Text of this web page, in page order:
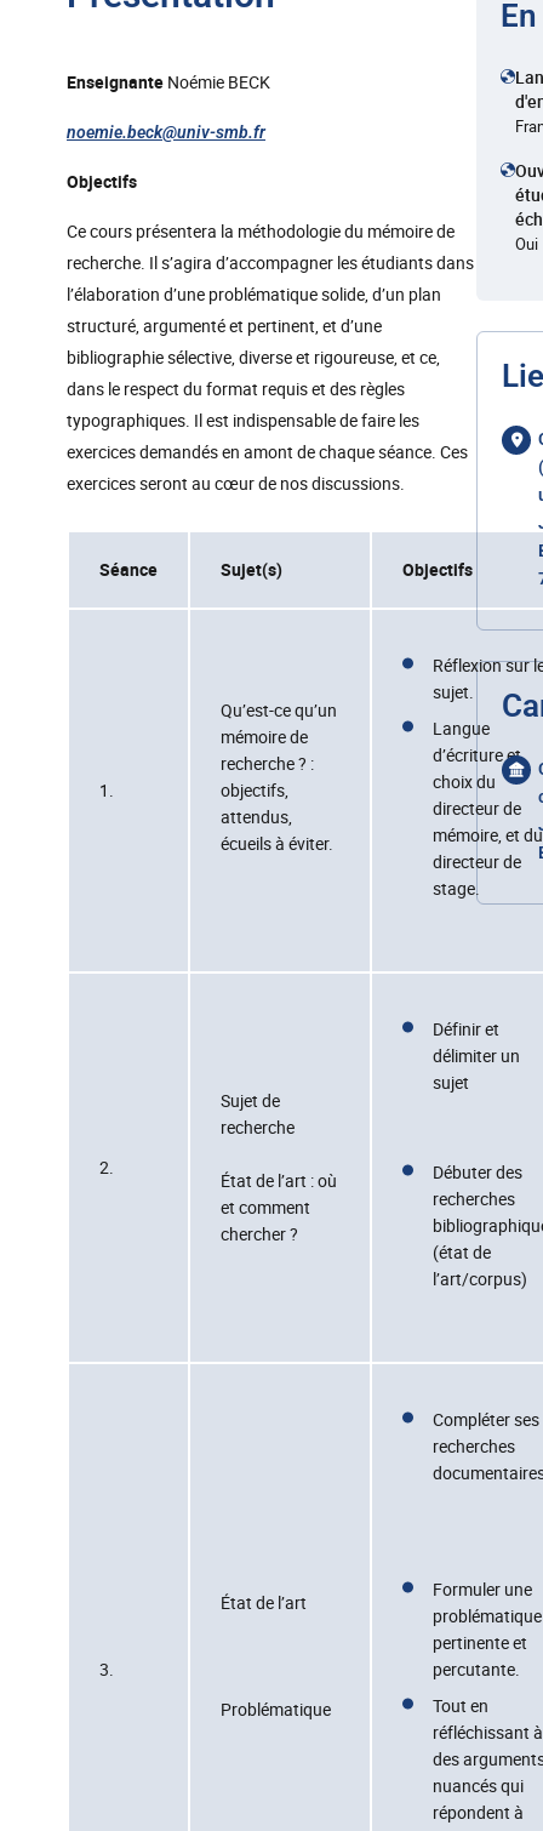
Enseignante Noémie BECK
noemie.beck@univ-smb.fr
Objectifs
Ce cours présentera la méthodologie du mémoire de
recherche. Il s’agira d’accompagner les étudiants dans
l’élaboration d’une problématique solide, d’un plan
structuré, argumenté et pertinent, et d’une
bibliographie sélective, diverse et rigoureuse, et ce,
dans le respect du format requis et des règles
typographiques. Il est indispensable de faire les
exercices demandés en amont de chaque séance. Ces
exercices seront au cœur de nos discussions.
Séance Sujet(s) Objectifs
1.
Qu’est-ce qu’un
mémoire de
recherche ? :
objectifs,
attendus,
écueils à éviter.
Réflexion sur
sujet.
Langue
d’écriture et
choix du
directeur de
mémoire, et du
directeur de
stage.
2.
Sujet de
recherche
État de l’art : où
et comment
chercher ?
Définir et
délimiter un
sujet
Débuter des
recherches
(état de
l’art/corpus)
3.
État de l’art
Problématique
Compléter ses
recherches
Formuler une
problématique
pertinente et
percutante.
Tout en
réfléchissant à
des
nuancés qui
répondent à
Oui